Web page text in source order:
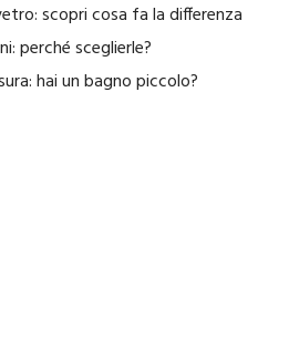
scopri cosa fa la differenza
perché sceglierle?
hai un bagno piccolo?